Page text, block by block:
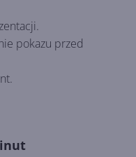
pokazu przed